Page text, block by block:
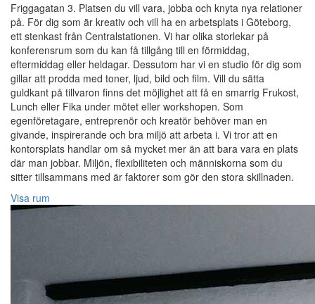
Friggagatan 3. Platsen du vill vara, jobba och knyta nya relationer
på. För dig som är kreativ och vill ha en arbetsplats i Göteborg,
ett stenkast från Centralstationen. Vi har olika storlekar på
konferensrum som du kan få tillgång till en förmiddag,
eftermiddag eller heldagar. Dessutom har vi en studio för dig som
gillar att prodda med toner, ljud, bild och film. Vill du sätta
guldkant på tillvaron finns det möjlighet att få en smarrig Frukost,
Lunch eller Fika under mötet eller workshopen. Som
egenföretagare, entreprenör och kreatör behöver man en
givande, inspirerande och bra miljö att arbeta i. Vi tror att en
kontorsplats handlar om så mycket mer än att bara vara en plats
där man jobbar. Miljön, flexibiliteten och människorna som du
sitter tillsammans med är faktorer som gör den stora skillnaden.
Visa rum